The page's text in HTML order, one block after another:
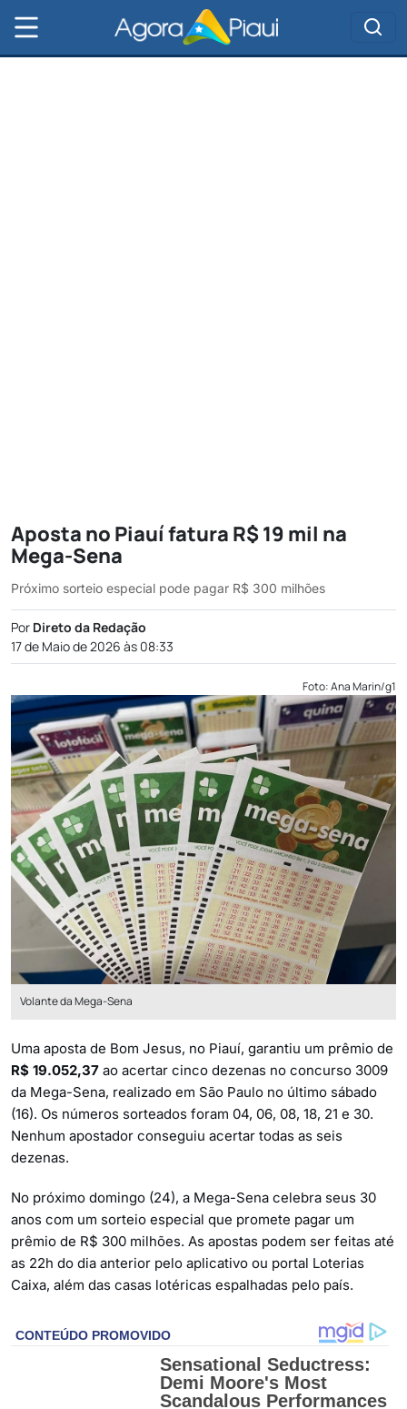
Aposta no Piauí fatura R$ 19 mil na
Mega-Sena
Próximo sorteio especial pode pagar R$ 300 milhões
Por Direto da Redação
17 de Maio de 2026 às 08:33
Foto: Ana Marin/g1
Volante da Mega-Sena
Uma aposta de Bom Jesus, no Piauí, garantiu um prêmio de
R$ 19.052,37 ao acertar cinco dezenas no concurso 3009
da Mega-Sena, realizado em São Paulo no último sábado
(16). Os números sorteados foram 04, 06, 08, 18, 21 e 30.
Nenhum apostador conseguiu acertar todas as seis
dezenas.
No próximo domingo (24), a Mega-Sena celebra seus 30
anos com um sorteio especial que promete pagar um
prêmio de R$ 300 milhões. As apostas podem ser feitas até
as 22h do dia anterior pelo aplicativo ou portal Loterias
Caixa, além das casas lotéricas espalhadas pelo país.